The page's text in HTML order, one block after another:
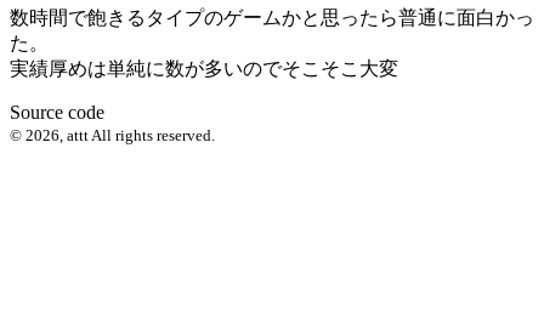
数時間で飽きるタイプのゲームかと思ったら普通に面白かっ
た。
実績厚めは単純に数が多いのでそこそこ大変
Source code
© 2026 attt All rights reserved.